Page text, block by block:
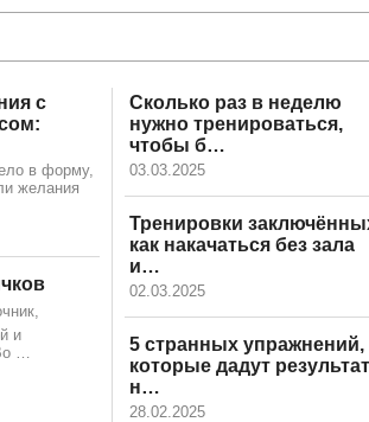
с
в форму,
желания
и
…
Сколько раз в неделю
нужно тренироваться,
чтобы б…
03.03.2025
Тренировки
как накачаться без зала
и…
02.03.2025
5 странных упражнений,
которые дадут
н…
28.02.2025